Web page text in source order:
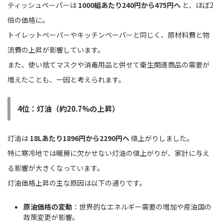
ティッシュペーパーは 1000組あたり240円から475円へ と、ほぼ2
倍の価格に。
トイレットペーパーやキッチンペーパーと同じく、原材料費と物
流費の上昇が影響しています。
また、使い捨てマスクや消毒用品と併せて衛生関連商品の需要が
増えたことも、一因と考えられます。
4位：灯油（約20.7%の上昇）
灯油は 18Lあたり1896円から2290円へ値上がりしました。
特に寒冷地では暖房に欠かせない灯油の値上がりが、家計に与え
る影響が大きくなっています。
灯油価格上昇の主な原因は以下の通りです。
原油価格の変動 ：世界的なエネルギー需要の増加や産油国の
政策変更が影響。